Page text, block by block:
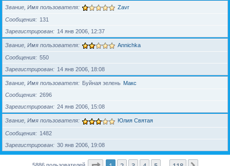
Звание, Имя пользователя Zavr
Сообщения
131
Зарегистрирован
14 янв 2006, 12:37
Звание, Имя пользователя Annichka
Сообщения
550
Зарегистрирован
14 янв 2006, 18:08
Звание, Имя пользователя Буйная зелень Макс
Сообщения
2696
Зарегистрирован
24 янв 2006, 15:08
Звание, Имя пользователя Юлия Святая
Сообщения
1482
Зарегистрирован
30 янв 2006, 19:08
5886 пользователей